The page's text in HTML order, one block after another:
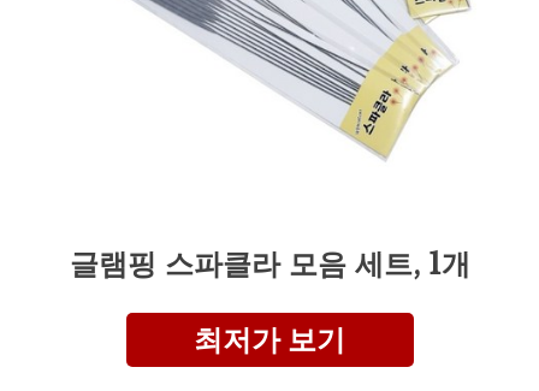
글램핑 스파클라 모음 세트, 1개
최저가 보기